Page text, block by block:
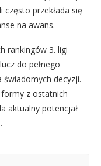
przekłada się
na awans.
rankingów 3. ligi
do pełnego
decyzji.
z ostatnich
aktualny potencjał